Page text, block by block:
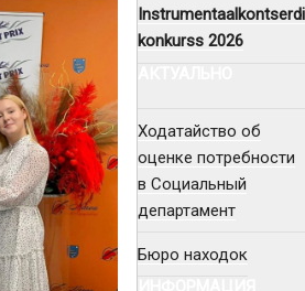
Instrumentaalkontserdi
konkurss 2026
Ходатайство об
оценке потребности
в Социальный
департамент
Бюро находок